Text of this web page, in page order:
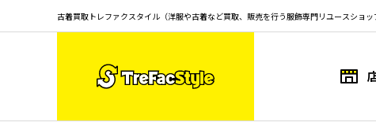
古着買取トレファクスタイル（洋服や古着など買取、販売を行う服飾専門リユースショッ